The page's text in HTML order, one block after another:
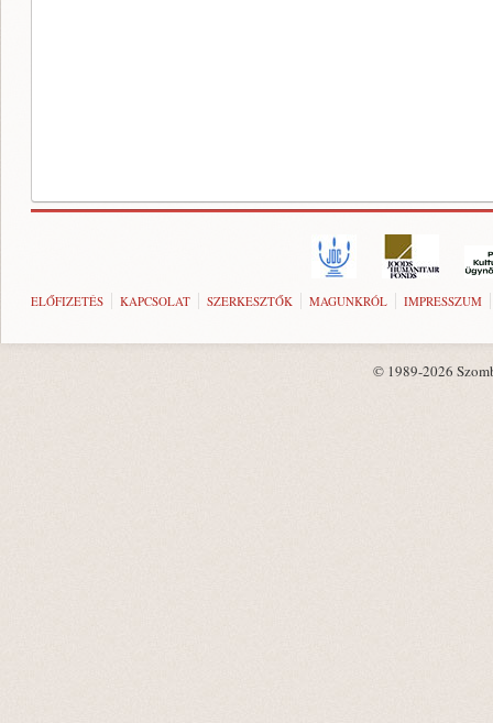
ELŐFIZETÉS KAPCSOLAT SZERKESZTŐK MAGUNKRÓL IMPRESSZUM
© 1989-2026